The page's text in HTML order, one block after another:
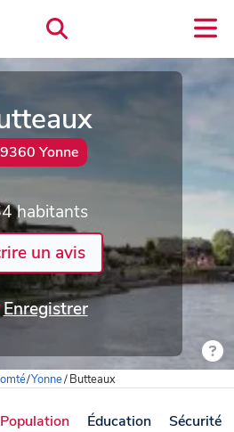
Yonne
habitants
un avis
Enregistrer
/Yonne/Butteaux
Population Éducation Sécurité